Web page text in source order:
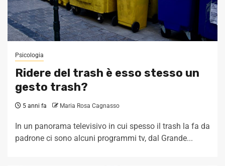
Psicologia
Ridere del trash è esso stesso un
gesto trash?
5 anni fa Maria Rosa Cagnasso
In un panorama televisivo in cui spesso il trash la fa da
padrone ci sono alcuni programmi tv, dal Grande...